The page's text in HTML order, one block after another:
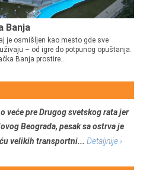
Banja
je osmišljen kao mesto gde sve
– od igre do potpunog opuštanja.
Banja prostire...
veće pre Drugog svetskog rata jer
Beograda, pesak sa ostrva je
velikih transportni... Detaljnije ›